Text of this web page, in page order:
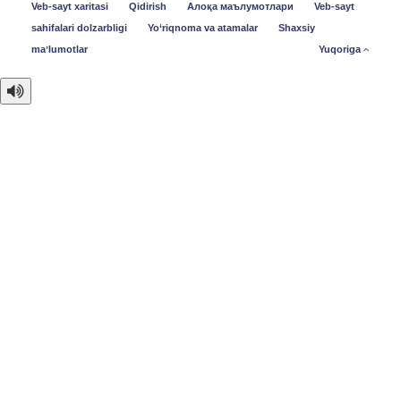
Veb-sayt xaritasi Qidirish Алоқа маълумотлари
Veb-sayt
sahifalari dolzarbligi
Yo‘riqnoma va atamalar
Shaxsiy
maʼlumotlar
Yuqoriga